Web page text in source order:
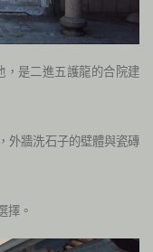
，是二進五護龍的合院建
外牆洗石子的壁體與瓷磚
擇。